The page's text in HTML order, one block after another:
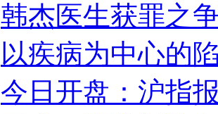
韩杰医生获罪之
以疾病为中心的
今日开盘：沪指